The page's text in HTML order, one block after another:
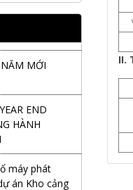
THÀNH
MỚI
END
HÀNH
máy phát
án Kho cảng
II.